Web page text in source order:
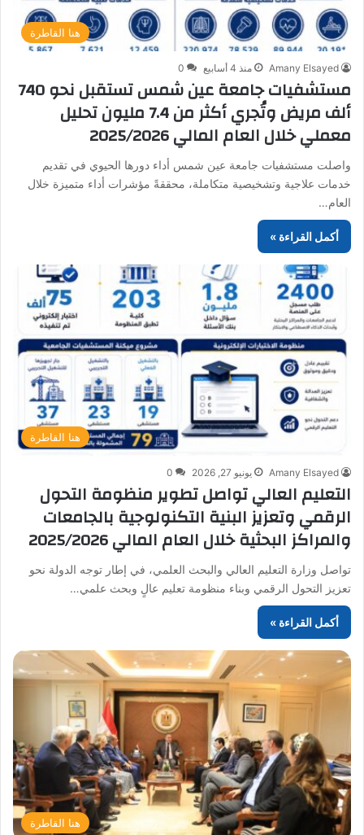
هنا القاطرة
Amany Elsayed منذ 4 أسابيع 0
مستشفيات جامعة عين شمس تستقبل نحو 740
ألف مريض وتُجري أكثر من 7.4 مليون تحليل
معملي خلال العام المالي 2025/2026
واصلت مستشفيات جامعة عين شمس أداء دورها الحيوي في تقديم
خدمات علاجية وتشخيصية متكاملة، محققةً مؤشرات أداء متميزة خلال
العام…
أكمل القراءة »
هنا القاطرة
Amany Elsayed يونيو 27, 2026 0
التعليم العالي تواصل تطوير منظومة التحول
الرقمي وتعزيز البنية التكنولوجية بالجامعات
والمراكز البحثية خلال العام المالي 2025/2026
تواصل وزارة التعليم العالي والبحث العلمي، في إطار توجه الدولة نحو
تعزيز التحول الرقمي وبناء منظومة تعليم عالٍ وبحث علمي…
أكمل القراءة »
هنا القاطرة